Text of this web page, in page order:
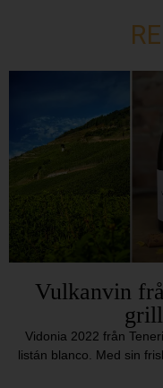
Vulkanvin
Vidonia 2022 från
listán blanco. Med sin